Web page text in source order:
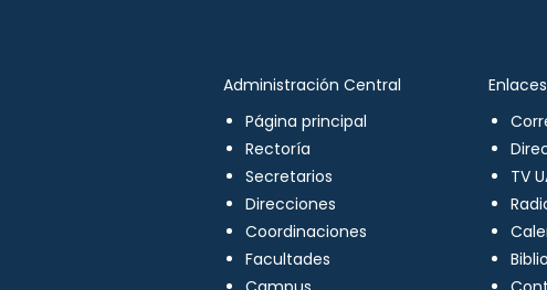
Administración Central
Página principal
Rectoría
Secretarios
Direcciones
Coordinaciones
Facultades
Enlaces
TV